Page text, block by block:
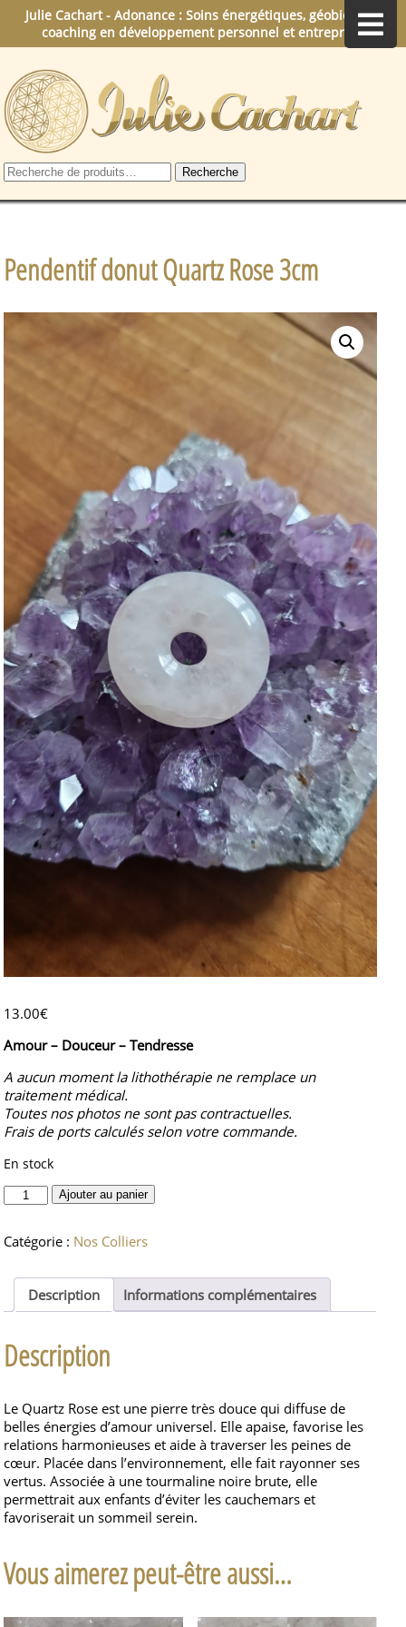
Julie Cachart - Adonance : Soins énergétiques, géobiologie,
coaching en développement personnel et entreprise.
Recherche
pour :
Recherche
Pendentif donut Quartz Rose 3cm
13.00€
Amour – Douceur – Tendresse
A aucun moment la lithothérapie ne remplace un
traitement médical.
Toutes nos photos ne sont pas contractuelles.
Frais de ports calculés selon votre commande.
En stock
quantité
de
donut
Rose
3cm
Ajouter au panier
Catégorie : Nos Colliers
Description Informations complémentaires
Description
Le Quartz Rose est une pierre très douce qui diffuse de
belles énergies d’amour universel. Elle apaise, favorise les
relations harmonieuses et aide à traverser les peines de
cœur. Placée dans l’environnement, elle fait rayonner ses
vertus. Associée à une tourmaline noire brute, elle
permettrait aux enfants d’éviter les cauchemars et
favoriserait un sommeil serein.
Vous aimerez peut-être aussi…